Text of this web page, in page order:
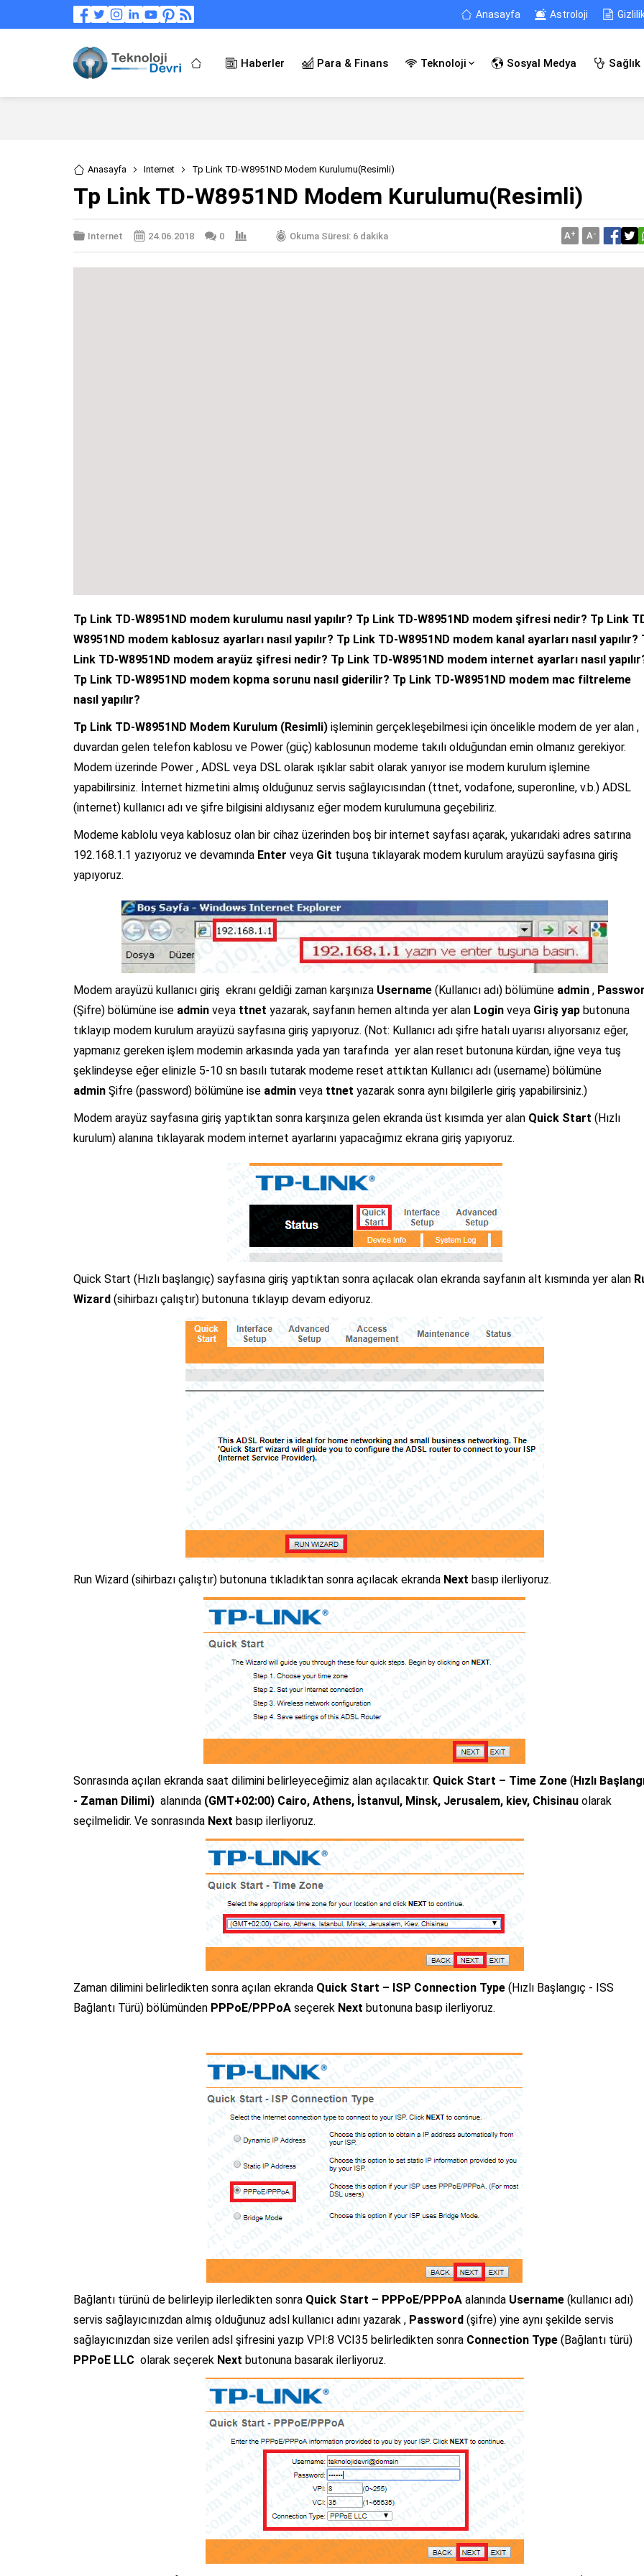
Anasayfa Astroloji
Haberler Para & Finans Teknoloji Sosyal Medya
Anasayfa Internet Tp Link TD-W8951ND Modem Kurulumu(Resimli)
Tp Link TD-W8951ND Modem Kurulumu(Resimli)
Internet 24.06.2018 0 Okuma Süresi: 6 dakika A+ A-
Tp Link TD-W8951ND modem kurulumu nasıl yapılır? Tp Link TD-W8951ND modem şifresi nedir? Tp Link
W8951ND modem kablosuz ayarları nasıl yapılır? Tp Link TD-W8951ND modem kanal ayarları nasıl yapılır?
Link TD-W8951ND modem arayüz şifresi nedir? Tp Link TD-W8951ND modem internet ayarları nasıl
Tp Link TD-W8951ND modem kopma sorunu nasıl giderilir? Tp Link TD-W8951ND modem mac filtreleme
nasıl yapılır?
Tp Link TD-W8951ND Modem Kurulum (Resimli) işleminin gerçekleşebilmesi için öncelikle modem de yer alan ,
duvardan gelen telefon kablosu ve Power (güç) kablosunun modeme takılı olduğundan emin olmanız gerekiyor.
Modem üzerinde Power , ADSL veya DSL olarak ışıklar sabit olarak yanıyor ise modem kurulum işlemine
yapabilirsiniz. İnternet hizmetini almış olduğunuz servis sağlayıcısından (ttnet, vodafone, superonline, v.b.) ADSL
(internet) kullanıcı adı ve şifre bilgisini aldıysanız eğer modem kurulumuna geçebiliriz.
Modeme kablolu veya kablosuz olan bir cihaz üzerinden boş bir internet sayfası açarak, yukarıdaki adres satırına
192.168.1.1 yazıyoruz ve devamında Enter veya Git tuşuna tıklayarak modem kurulum arayüzü sayfasına giriş
yapıyoruz.
Modem arayüzü kullanıcı giriş ekranı geldiği zaman karşınıza Username (Kullanıcı adı) bölümüne admin ,
(Şifre) bölümüne ise admin veya ttnet yazarak, sayfanın hemen altında yer alan Login veya Giriş yap butonuna
tıklayıp modem kurulum arayüzü sayfasına giriş yapıyoruz. (Not: Kullanıcı adı şifre hatalı uyarısı alıyorsanız eğer,
yapmanız gereken işlem modemin arkasında yada yan tarafında yer alan reset butonuna kürdan, iğne veya tuş
şeklindeyse eğer elinizle 5-10 sn basılı tutarak modeme reset attıktan Kullanıcı adı (username) bölümüne
admin Şifre (password) bölümüne ise admin veya ttnet yazarak sonra aynı bilgilerle giriş yapabilirsiniz.)
Modem arayüz sayfasına giriş yaptıktan sonra karşınıza gelen ekranda üst kısımda yer alan Quick Start (Hızlı
kurulum) alanına tıklayarak modem internet ayarlarını yapacağımız ekrana giriş yapıyoruz.
Quick Start (Hızlı başlangıç) sayfasına giriş yaptıktan sonra açılacak olan ekranda sayfanın alt kısmında yer alan
Wizard (sihirbazı çalıştır) butonuna tıklayıp devam ediyoruz.
Run Wizard (sihirbazı çalıştır) butonuna tıkladıktan sonra açılacak ekranda Next basıp ilerliyoruz.
Sonrasında açılan ekranda saat dilimini belirleyeceğimiz alan açılacaktır. Quick Start – Time Zone (Hızlı
- Zaman Dilimi) alanında (GMT+02:00) Cairo, Athens, İstanvul, Minsk, Jerusalem, kiev, Chisinau olarak
seçilmelidir. Ve sonrasında Next basıp ilerliyoruz.
Zaman dilimini belirledikten sonra açılan ekranda Quick Start – ISP Connection Type (Hızlı Başlangıç ​​- ISS
Bağlantı Türü) bölümünden PPPoE/PPPoA seçerek Next butonuna basıp ilerliyoruz.
Bağlantı türünü de belirleyip ilerledikten sonra Quick Start – PPPoE/PPPoA alanında Username (kullanıcı adı)
servis sağlayıcınızdan almış olduğunuz adsl kullanıcı adını yazarak , Password (şifre) yine aynı şekilde servis
sağlayıcınızdan size verilen adsl şifresini yazıp VPI:8 VCI35 belirledikten sonra Connection Type (Bağlantı türü)
PPPoE LLC olarak seçerek Next butonuna basarak ilerliyoruz.